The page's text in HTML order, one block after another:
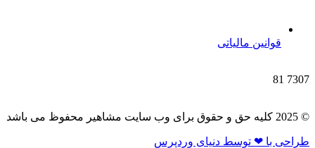
قوانین مالیاتی
7307
81
© 2025 کلیه حق و حقوق برای وب سایت مشاهیر محفوظ می باشد
طراحی با ❤ توسط​ دنیای وردپرس